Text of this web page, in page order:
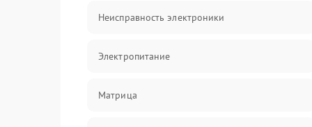
Неисправность электроники
Электропитание
Матрица